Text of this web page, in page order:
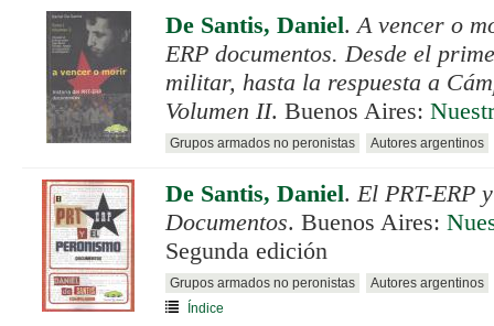
De Santis, Daniel.A vencer o
ERP documentos. Desde el
militar, hasta la respuesta a
Volumen II. Buenos Aires:
Grupos armados no peronistas Autores argentinos
De Santis, Daniel.El PRT-ERP
Documentos. Buenos Aires:
Segunda edición
Grupos armados no peronistas
Autores argentinos
Índice